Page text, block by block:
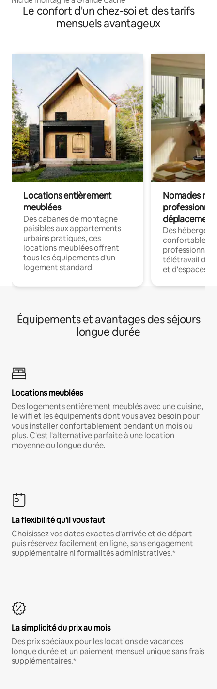
Le confort d'un chez-soi et des tarifs
mensuels avantageux
Locations entièrement
meublées
Des cabanes de montagne
paisibles aux appartements
urbains pratiques, ces
locations meublées offrent
tous les équipements d'un
logement standard.
Nomades
déplacement
Des
confortables
professionnels
télétravail
et d'espaces
Équipements et avantages des séjours
longue durée
Locations meublées
Des logements entièrement meublés avec une cuisine,
le wifi et les équipements dont vous avez besoin pour
vous installer confortablement pendant un mois ou
plus. C'est l'alternative parfaite à une location
moyenne ou longue durée.
La flexibilité qu'il vous faut
Choisissez vos dates exactes d'arrivée et de départ
puis réservez facilement en ligne, sans engagement
supplémentaire ni formalités administratives.*
La simplicité du prix au mois
Des prix spéciaux pour les locations de vacances
longue durée et un paiement mensuel unique sans frais
supplémentaires.*